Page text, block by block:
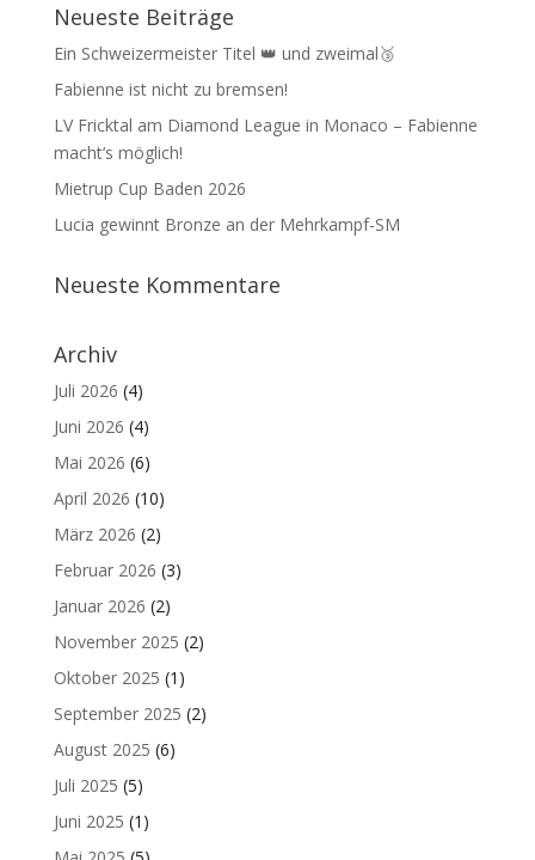
Neueste Beiträge
Ein Schweizermeister Titel 👑 und zweimal🥉
Fabienne ist nicht zu bremsen!
LV Fricktal am Diamond League in Monaco – Fabienne
macht‘s möglich!
Mietrup Cup Baden 2026
Lucia gewinnt Bronze an der Mehrkampf-SM
Neueste Kommentare
Archiv
Juli 2026 (4)
Juni 2026 (4)
Mai 2026 (6)
April 2026 (10)
März 2026 (2)
Februar 2026 (3)
Januar 2026 (2)
November 2025 (2)
Oktober 2025 (1)
September 2025 (2)
August 2025 (6)
Juli 2025 (5)
Juni 2025 (1)